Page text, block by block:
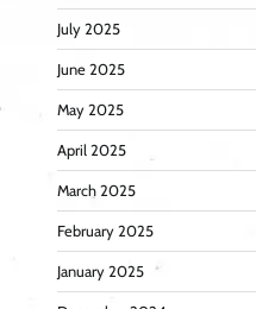
July 2025
June 2025
May 2025
April 2025
March 2025
February 2025
January 2025